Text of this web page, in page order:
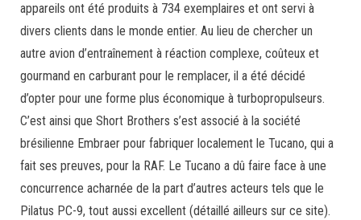
appareils ont été produits à 734 exemplaires et ont servi à
divers clients dans le monde entier. Au lieu de chercher un
autre avion d’entraînement à réaction complexe, coûteux et
gourmand en carburant pour le remplacer, il a été décidé
d’opter pour une forme plus économique à turbopropulseurs.
C’est ainsi que Short Brothers s’est associé à la société
brésilienne Embraer pour fabriquer localement le Tucano, qui a
fait ses preuves, pour la RAF. Le Tucano a dû faire face à une
concurrence acharnée de la part d’autres acteurs tels que le
Pilatus PC-9, tout aussi excellent (détaillé ailleurs sur ce site).